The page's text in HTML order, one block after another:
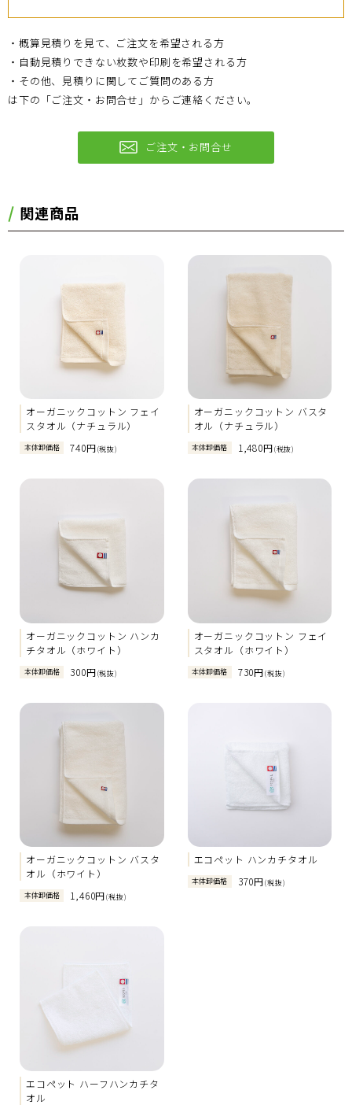
・概算見積りを見て、ご注文を希望される方
・自動見積りできない枚数や印刷を希望される方
・その他、見積りに関してご質問のある方
は下の「ご注文・お問合せ」からご連絡ください。
ご注文・お問合せ
関連商品
オーガニックコットン フェイ
スタオル（ナチュラル）
本体卸価格 740円(税抜)
オーガニックコットン バスタ
オル（ナチュラル）
本体卸価格 1,480円(税抜)
オーガニックコットン ハンカ
チタオル（ホワイト）
本体卸価格 300円(税抜)
オーガニックコットン フェイ
スタオル（ホワイト）
本体卸価格 730円(税抜)
オーガニックコットン バスタ
オル（ホワイト）
本体卸価格 1,460円(税抜)
エコペット ハンカチタオル
本体卸価格 370円(税抜)
エコペット ハーフハンカチタ
オル